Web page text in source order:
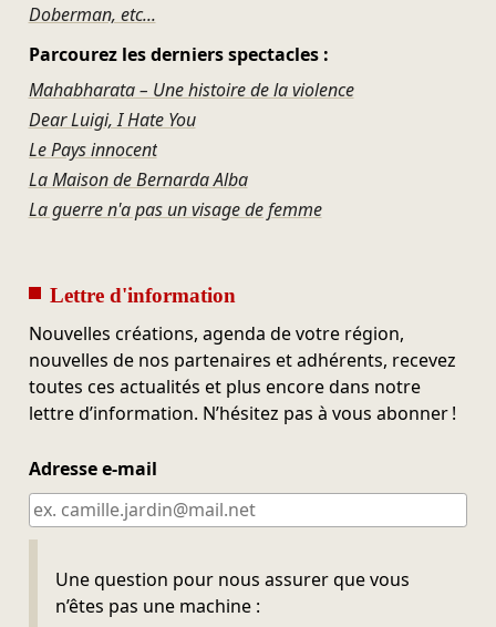
Doberman, etc...
Parcourez les derniers spectacles :
Mahabharata – Une histoire de la violence
Dear Luigi, I Hate You
Le Pays innocent
La Maison de Bernarda Alba
La guerre n'a pas un visage de femme
Lettre d'information
Nouvelles créations, agenda de votre région,
nouvelles de nos partenaires et adhérents, recevez
toutes ces actualités et plus encore dans notre
lettre d’information. N’hésitez pas à vous abonner !
Adresse e-mail
Une question pour nous assurer que vous
n’êtes pas une machine :
Ne pas remplir